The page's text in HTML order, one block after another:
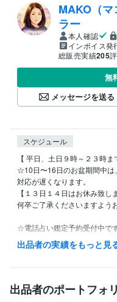
MAKO（
ラー
本人確認
インボイス発
総販売実績205
無
メッセージを送る
スケジュール
【 平日、土日９時～２３時ま
☆10日〜16日のお盆期間中は、
対応が遅くなります。
【１３日１４日はお休み致し
何卒ご了承くださいますよう
☆電話占い鑑定予約受付中です
お気軽にお声掛け下さい。
不定休です。
お時間のご了承くださいませ。
出品者の実績をもっと見
出品者のポートフォ